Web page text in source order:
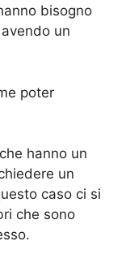
bisogno
un
poter
hanno un
un
caso ci si
che sono